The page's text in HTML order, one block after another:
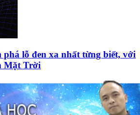
phá lỗ đen xa nhất từng biết, với
Mặt Trời